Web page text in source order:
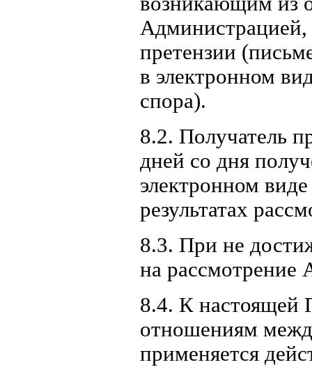
Администрацией,
претензии
в электронном
спора).
8.2. Получатель
дней со дня
электронном
результатах
8.3. При не
на рассмотрение
8.4. К настоящей
отношениям
применяется